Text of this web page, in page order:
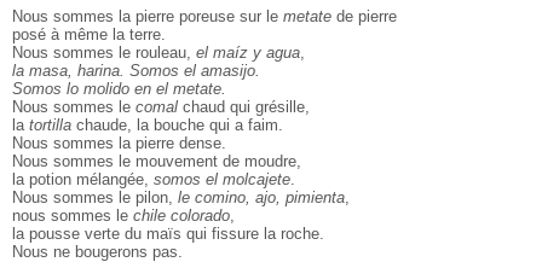
Nous sommes la pierre poreuse sur le metate de pierre
posé à même la terre.
Nous sommes le rouleau, el maíz y agua
la masa, harina. Somos el amasijo.
Somos lo molido en el metate.
Nous sommes le comal chaud qui grésille,
la tortilla chaude, la bouche qui a faim.
Nous sommes la pierre dense.
Nous sommes le mouvement de moudre,
la potion mélangée, somos el molcajete
Nous sommes le pilon, le comino, ajo, pimienta
nous sommes le chile colorado
la pousse verte du maïs qui fissure la roche.
Nous ne bougerons pas.